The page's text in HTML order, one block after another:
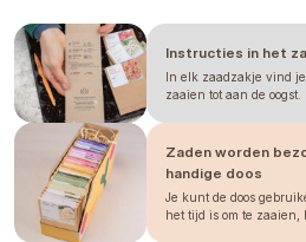
žloutnou listy. Naučili
cíniínepospíchat a tak
ven až klidně koncem
června.
PŘEDPĚSTOVÁNÍ
U předpěstování v
semeno do buňky
zakryjte2 - 3 cm
Doporučujeme zvolit co
Instructies in het
In elk zaadzakje vind
zaaien tot aan de oogst.
Zaden worden
handige doos
Je kunt de doos
het tijd is om te zaaien,